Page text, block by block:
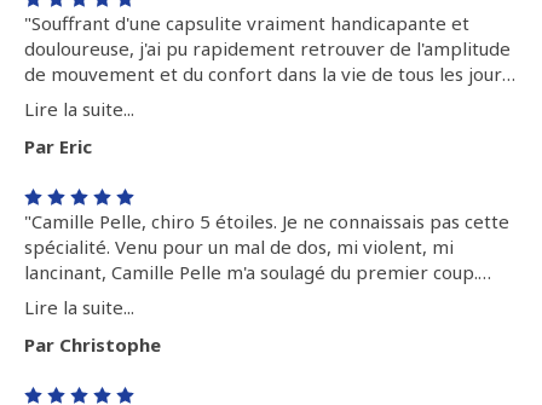
"Souffrant d'une capsulite vraiment handicapante et
douloureuse, j'ai pu rapidement retrouver de l'amplitude
de mouvement et du confort dans la vie de tous les jours,
ceci au bout de quelques semaines de soins et des
exercices en dehors . Merci Camille ! "
Lire la suite...
Par Eric
"Camille Pelle, chiro 5 étoiles. Je ne connaissais pas cette
spécialité. Venu pour un mal de dos, mi violent, mi
lancinant, Camille Pelle m'a soulagé du premier coup.
Clap clap. Merci. "
Lire la suite...
Par Christophe